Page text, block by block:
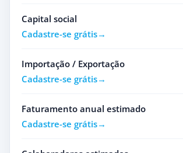
Capital social
Cadastre-se grátis
Importação / Exportação
Cadastre-se grátis
Faturamento anual estimado
Cadastre-se grátis